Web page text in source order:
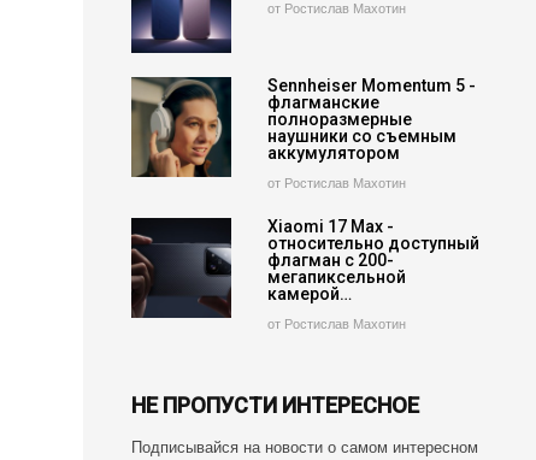
от Ростислав Махотин
Sennheiser Momentum 5 -
флагманские
полноразмерные
наушники со съемным
аккумулятором
от Ростислав Махотин
Xiaomi 17 Max -
относительно доступный
флагман с 200-
мегапиксельной
камерой…
от Ростислав Махотин
НЕ ПРОПУСТИ ИНТЕРЕСНОЕ
Подписывайся на новости о самом интересном